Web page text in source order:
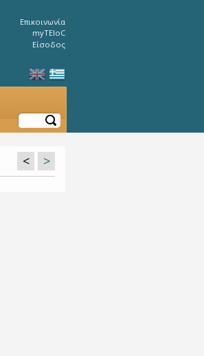
Επικοινωνία
myTEIoC
Είσοδος
Αναζήτηση
< >